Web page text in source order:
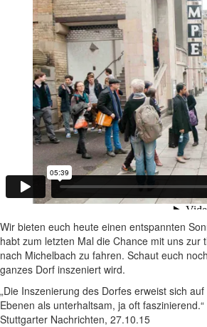
Wir bieten euch heute einen entspannten
habt zum letzten Mal die Chance mit uns zur
nach Michelbach zu fahren. Schaut euch
ganzes Dorf inszeniert wird.
„Die Inszenierung des Dorfes erweist sich
Ebenen als unterhaltsam, ja oft faszinierend.“
Stuttgarter Nachrichten, 27.10.15